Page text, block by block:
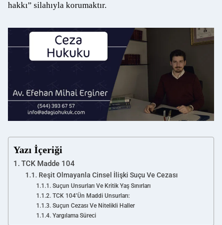
hakkı” silahıyla korumaktır.
Yazı İçeriği
TCK Madde 104
Reşit Olmayanla Cinsel İlişki Suçu Ve Cezası
Suçun Unsurları Ve Kritik Yaş Sınırları
TCK 104’ün Maddi Unsurları:
Suçun Cezası Ve Nitelikli Haller
Yargılama Süreci